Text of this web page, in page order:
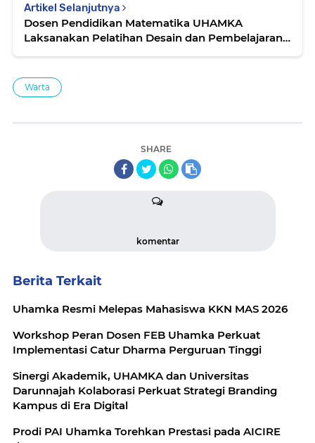
Artikel Selanjutnya
Dosen Pendidikan Matematika UHAMKA
Laksanakan Pelatihan Desain dan Pembelajaran
Warta
SHARE
komentar
Berita Terkait
Uhamka Resmi Melepas Mahasiswa KKN MAS 2026
Workshop Peran Dosen FEB Uhamka Perkuat
Implementasi Catur Dharma Perguruan Tinggi
Sinergi Akademik, UHAMKA dan Universitas
Darunnajah Kolaborasi Perkuat Strategi Branding
Kampus di Era Digital
Prodi PAI Uhamka Torehkan Prestasi pada AICIRE